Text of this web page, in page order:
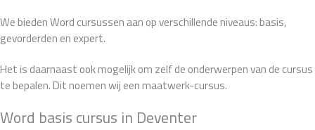
We bieden Word cursussen aan op verschillende niveaus: basis,
gevorderden en expert.
Het is daarnaast ook mogelijk om zelf de onderwerpen van de cursus
te bepalen. Dit noemen wij een maatwerk-cursus.
Word basis cursus in Deventer